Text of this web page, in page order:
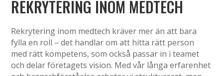
REKRYTERING INOM MEDTECH
Rekrytering inom medtech kräver mer än att bara
fylla en roll – det handlar om att hitta rätt person
med rätt kompetens, som också passar in i teamet
och delar företagets vision. Med vår långa erfarenhet